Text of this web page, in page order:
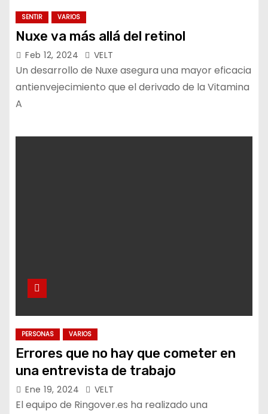
SENTIR VARIOS
Nuxe va más allá del retinol
Feb 12, 2024 VELT
Un desarrollo de Nuxe asegura una mayor eficacia
antienvejecimiento que el derivado de la Vitamina
A
PERSONAS VARIOS
Errores que no hay que cometer en
una entrevista de trabajo
Ene 19, 2024 VELT
El equipo de Ringover.es ha realizado una